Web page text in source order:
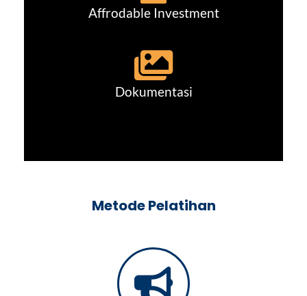
Affrodable Investment
Dokumentasi
Metode Pelatihan